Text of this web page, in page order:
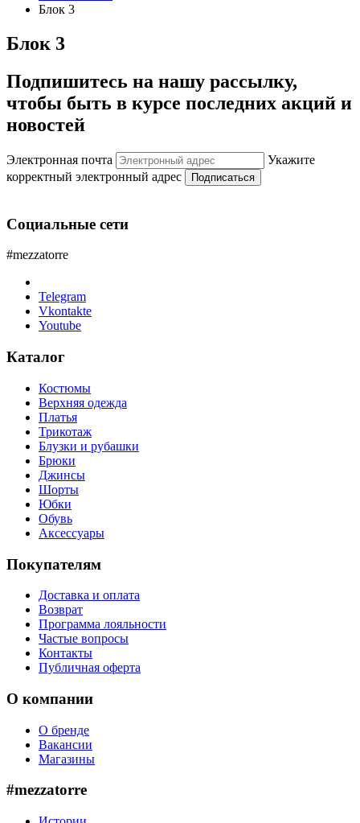
Блок 3
Блок 3
Подпишитесь на нашу рассылку,
чтобы быть в курсе последних акций и
новостей
Электронная почта
Укажите
корректный электронный адрес
Подписаться
Социальные сети
#mezzatorre
Telegram
Vkontakte
Youtube
Каталог
Костюмы
Верхняя одежда
Платья
Трикотаж
Блузки и рубашки
Брюки
Джинсы
Шорты
Юбки
Обувь
Аксессуары
Покупателям
Доставка и оплата
Возврат
Программа лояльности
Частые вопросы
Контакты
Публичная оферта
О компании
О бренде
Вакансии
Магазины
#mezzatorre